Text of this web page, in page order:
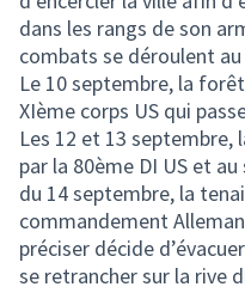
dans les rangs de son
combats se déroulent
Le 10 septembre, la
XIème corps US qui
Les 12 et 13 septembre,
par la 80ème DI US et
du 14 septembre, la
commandement
préciser décide
se retrancher sur la rive